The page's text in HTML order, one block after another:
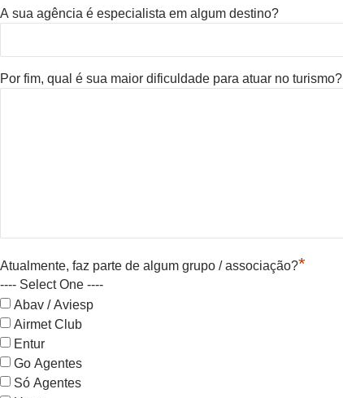
A sua agência é especialista em algum destino?
Por fim, qual é sua maior dificuldade para atuar no turismo?
Atualmente, faz parte de algum grupo / associação?*
---- Select One ----
Abav / Aviesp
Airmet Club
Entur
Go Agentes
Só Agentes